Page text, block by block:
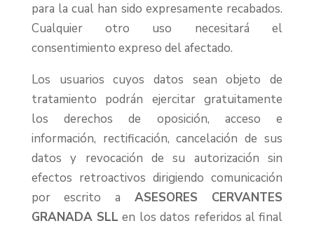
para la cual han sido expresamente recabados.
Cualquier otro uso necesitará el
consentimiento expreso del afectado.
Los usuarios cuyos datos sean objeto de
tratamiento podrán ejercitar gratuitamente
los derechos de oposición, acceso e
información, rectificación, cancelación de sus
datos y revocación de su autorización sin
efectos retroactivos dirigiendo comunicación
por escrito a ASESORES CERVANTES
GRANADA SLL en los datos referidos al final